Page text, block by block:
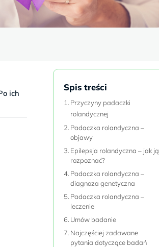
ich
Spis treści
Przyczyny padaczki
rolandycznej
Padaczka rolandyczna –
objawy
Epilepsja rolandyczna – jak ją
rozpoznać?
Padaczka rolandyczna –
diagnoza genetyczna
Padaczka rolandyczna –
leczenie
Umów badanie
Najczęściej zadawane
pytania dotyczące badań